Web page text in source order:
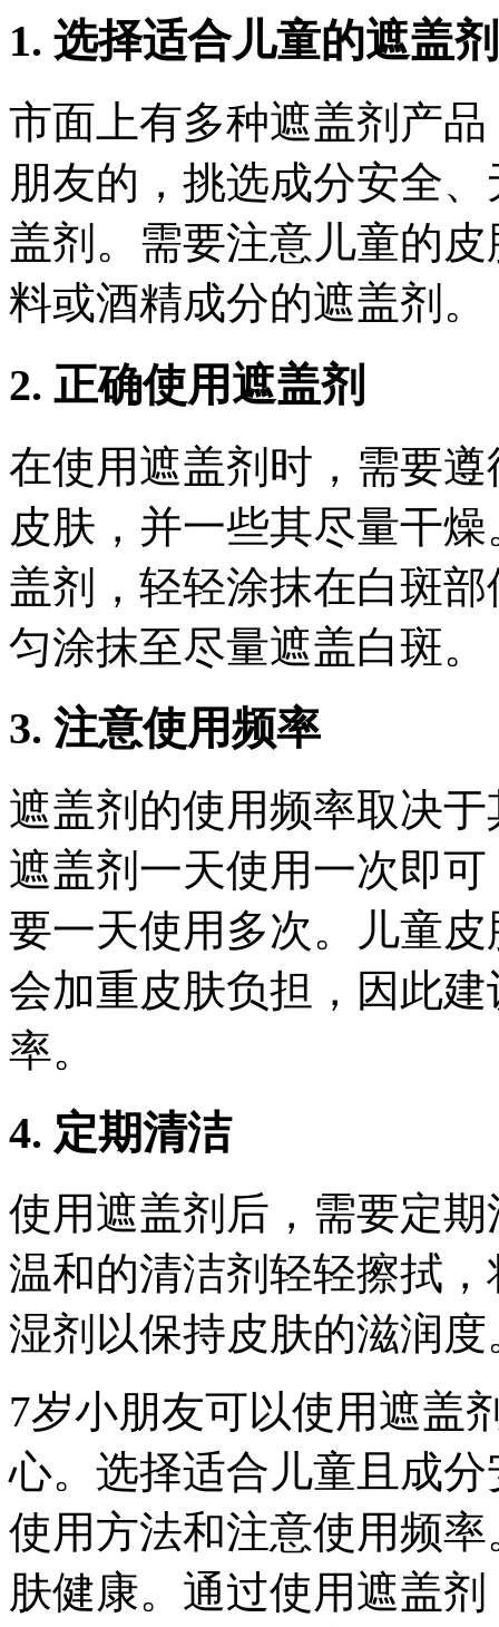
1. 选择适合儿童的遮盖剂
市面上有多种遮盖剂产
朋友的，挑选成分安全
盖剂。需要注意儿童的
料或酒精成分的遮盖剂。
2. 正确使用遮盖剂
在使用遮盖剂时，需要
皮肤，并一些其尽量干
盖剂，轻轻涂抹在白斑
匀涂抹至尽量遮盖白斑。
3. 注意使用频率
遮盖剂的使用频率取决
遮盖剂一天使用一次即
要一天使用多次。儿童
会加重皮肤负担，因此
率。
4. 定期清洁
使用遮盖剂后，需要定
温和的清洁剂轻轻擦拭
湿剂以保持皮肤的滋润度
7岁小朋友可以使用遮盖
心。选择适合儿童且成
使用方法和注意使用频
肤健康。通过使用遮盖